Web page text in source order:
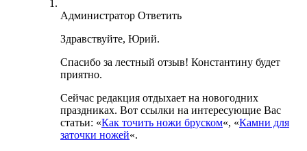
Администратор Ответить
Здравствуйте, Юрий.
Спасибо за лестный отзыв! Константину будет
приятно.
Сейчас редакция отдыхает на новогодних
праздниках. Вот ссылки на интересующие Вас
статьи: «Как точить ножи бруском«, «Камни для
заточки ножей«.